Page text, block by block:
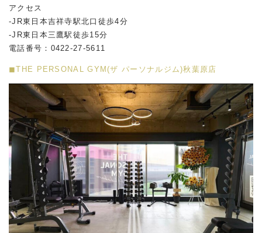
アクセス
-JR東日本吉祥寺駅北口徒歩4分
-JR東日本三鷹駅徒歩15分
電話番号：0422-27-5611
◼︎THE PERSONAL GYM(ザ パーソナルジム)秋葉原店